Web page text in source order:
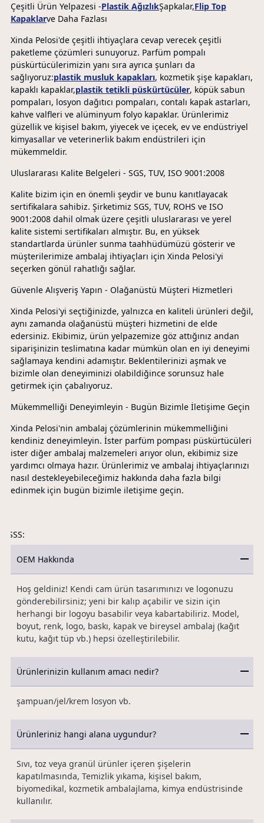
Çeşitli Ürün Yelpazesi -Plastik AğızlıkŞapkalar,Flip Top
Kapaklarve Daha Fazlası
Xinda Pelosi'de çeşitli ihtiyaçlara cevap verecek çeşitli
paketleme çözümleri sunuyoruz. Parfüm pompalı
püskürtücülerimizin yanı sıra ayrıca şunları da
sağlıyoruz:plastik musluk kapakları, kozmetik şişe kapakları,
kapaklı kapaklar,plastik tetikli püskürtücüler, köpük sabun
pompaları, losyon dağıtıcı pompaları, contalı kapak astarları,
kahve valfleri ve alüminyum folyo kapaklar. Ürünlerimiz
güzellik ve kişisel bakım, yiyecek ve içecek, ev ve endüstriyel
kimyasallar ve veterinerlik bakım endüstrileri için
mükemmeldir.
Uluslararası Kalite Belgeleri - SGS, TUV, ISO 9001:2008
Kalite bizim için en önemli şeydir ve bunu kanıtlayacak
sertifikalara sahibiz. Şirketimiz SGS, TUV, ROHS ve ISO
9001:2008 dahil olmak üzere çeşitli uluslararası ve yerel
kalite sistemi sertifikaları almıştır. Bu, en yüksek
standartlarda ürünler sunma taahhüdümüzü gösterir ve
müşterilerimize ambalaj ihtiyaçları için Xinda Pelosi'yi
seçerken gönül rahatlığı sağlar.
Güvenle Alışveriş Yapın - Olağanüstü Müşteri Hizmetleri
Xinda Pelosi'yi seçtiğinizde, yalnızca en kaliteli ürünleri değil,
aynı zamanda olağanüstü müşteri hizmetini de elde
edersiniz. Ekibimiz, ürün yelpazemize göz attığınız andan
siparişinizin teslimatına kadar mümkün olan en iyi deneyimi
sağlamaya kendini adamıştır. Beklentilerinizi aşmak ve
bizimle olan deneyiminizi olabildiğince sorunsuz hale
getirmek için çabalıyoruz.
Mükemmelliği Deneyimleyin - Bugün Bizimle İletişime Geçin
Xinda Pelosi'nin ambalaj çözümlerinin mükemmelliğini
kendiniz deneyimleyin. İster parfüm pompası püskürtücüleri
ister diğer ambalaj malzemeleri arıyor olun, ekibimiz size
yardımcı olmaya hazır. Ürünlerimiz ve ambalaj ihtiyaçlarınızı
nasıl destekleyebileceğimiz hakkında daha fazla bilgi
edinmek için bugün bizimle iletişime geçin.
SSS:
OEM Hakkında
Hoş geldiniz! Kendi cam ürün tasarımınızı ve logonuzu
gönderebilirsiniz; yeni bir kalıp açabilir ve sizin için
herhangi bir logoyu basabilir veya kabartabiliriz. Model,
boyut, renk, logo, baskı, kapak ve bireysel ambalaj (kağıt
kutu, kağıt tüp vb.) hepsi özelleştirilebilir.
Ürünlerinizin kullanım amacı nedir?
şampuan/jel/krem losyon vb.
Ürünleriniz hangi alana uygundur?
Sıvı, toz veya granül ürünler içeren şişelerin
kapatılmasında, Temizlik yıkama, kişisel bakım,
biyomedikal, kozmetik ambalajlama, kimya endüstrisinde
kullanılır.